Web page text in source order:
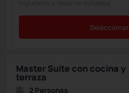
Seleccionar
Master Suite con cocina y
terraza
2 Personas